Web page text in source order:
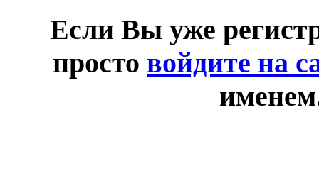
Если Вы уже
просто войдите на